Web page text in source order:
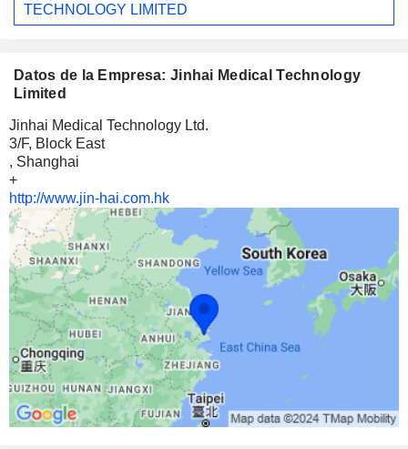
TECHNOLOGY LIMITED
Datos de la Empresa: Jinhai Medical Technology
Limited
Jinhai Medical Technology Ltd.
3/F, Block East
, Shanghai
+
http://www.jin-hai.com.hk